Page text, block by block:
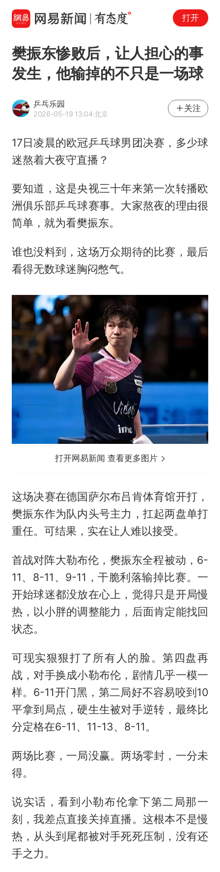
打开
樊振东惨败后，让人担心的事
发生，他输掉的不只是一场球
乒乓乐园
2026-05-19 13:04·北京
关注
17日凌晨的欧冠乒乓球男团决赛，多少球
迷熬着大夜守直播？
要知道，这是央视三十年来第一次转播欧
洲俱乐部乒乓球赛事。大家熬夜的理由很
简单，就为看樊振东。
谁也没料到，这场万众期待的比赛，最后
看得无数球迷胸闷憋气。
打开网易新闻 查看更多图片
这场决赛在德国萨尔布吕肯体育馆开打，
樊振东作为队内头号主力，扛起两盘单打
重任。可结果，实在让人难以接受。
首战对阵大勒布伦，樊振东全程被动，6-
11、8-11、9-11，干脆利落输掉比赛。一
开始球迷都没放在心上，觉得只是开局慢
热，以小胖的调整能力，后面肯定能找回
状态。
可现实狠狠打了所有人的脸。第四盘再
战，对手换成小勒布伦，剧情几乎一模一
样。6-11开门黑，第二局好不容易咬到10
平拿到局点，硬生生被对手逆转，最终比
分定格在6-11、11-13、8-11。
两场比赛，一局没赢。两场零封，一分未
得。
说实话，看到小勒布伦拿下第二局那一
刻，我差点直接关掉直播。这根本不是慢
热，从头到尾都被对手死死压制，没有还
手之力。